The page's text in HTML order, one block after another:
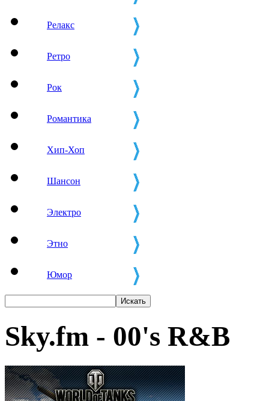
Релакс
Ретро
Рок
Романтика
Хип-Хоп
Шансон
Электро
Этно
Юмор
Sky.fm - 00's R&B